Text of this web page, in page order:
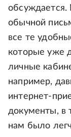
обычной
все те
которые уже
личные
например,
интернет-
документы, в
нам было